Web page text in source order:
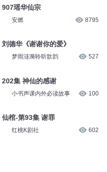
907瑶华仙宗
安燃 8795
刘德华《谢谢你的爱》
梦雨涟漪聆听歆韵 527
202集 神仙的感谢
小书声课内外必读故事 100
仙棺-第93集 谢罪
红桃K剧社 602